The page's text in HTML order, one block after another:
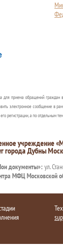
для приема обращений
электронное сообщение в
регистрации, а по отдельным
учреждение
города Дубны
документы»: ул.
МФЦ Московской